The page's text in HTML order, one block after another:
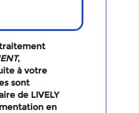
,
à votre
sont
de LIVELY
en